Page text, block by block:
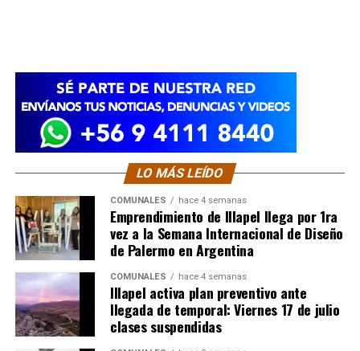
LO MÁS LEÍDO
COMUNALES hace 4 semanas
Emprendimiento de Illapel llega por 1ra
vez a la Semana Internacional de Diseño
de Palermo en Argentina
COMUNALES hace 4 semanas
Illapel activa plan preventivo ante
llegada de temporal: Viernes 17 de julio
clases suspendidas